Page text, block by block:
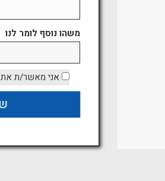
משהו נוסף לומר לנו
אני מאשר/ת את